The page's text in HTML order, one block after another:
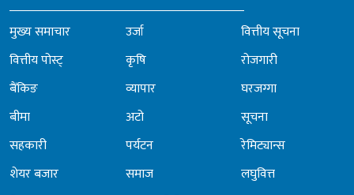
मुख्य समाचार
वित्तीय पोस्ट्
बैंकिङ
बीमा
सहकारी
शेयर बजार
उर्जा
कृषि
व्यापार
अटो
पर्यटन
समाज
वित्तीय सूचना
रोजगारी
घरजग्गा
सूचना
रेमिट्यान्स
लघुवित्त